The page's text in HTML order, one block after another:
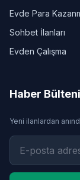
Evde Para
Sohbet İlanları
Evden Çalışma
Haber Bülteni
Yeni ilanlardan